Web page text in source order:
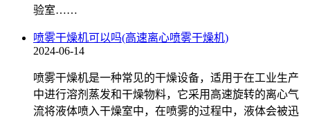
验室……
喷雾干燥机可以吗(高速离心喷雾干燥机)
2024-06-14
喷雾干燥机是一种常见的干燥设备，适用于在工业生产
中进行溶剂蒸发和干燥物料，它采用高速旋转的离心气
流将液体喷入干燥室中，在喷雾的过程中，液体会被迅